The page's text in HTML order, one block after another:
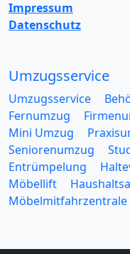
Impressum
Datenschutz
Umzugsservice
Umzugsservice
Fernumzug
Mini Umzug
Seniorenumzug
Entrümpelung
Möbellift
Möbelmitfahrzentrale